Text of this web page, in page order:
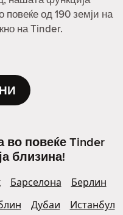
од 190 земји на
на Tinder.
во повеќе Tinder
близина!
Барселона
Берлин
Дубаи
Истанбул